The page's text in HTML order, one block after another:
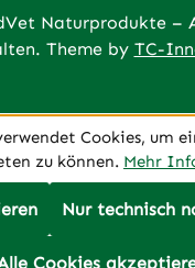
Naturprodukte –
Theme by TC-
Cookies, um
zu können. Mehr
Nur technisch
Cookies